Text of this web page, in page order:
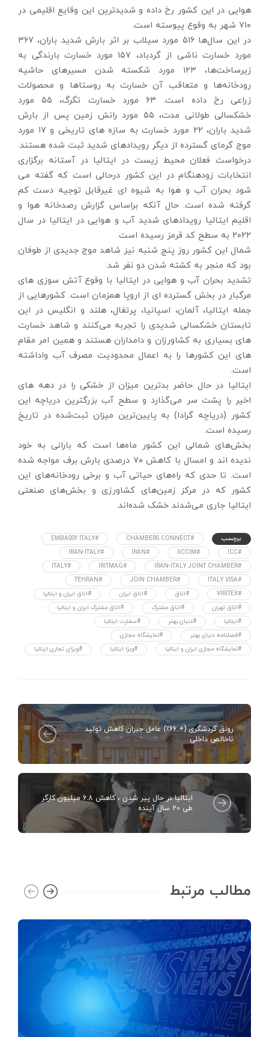
هوایی در این کشور رخ داده و شدیدترین این وقایع اقلیمی در
۷۱۰ شهر به وقوع پیوسته است.
در این سال‌ها ۵۱۶ مورد سیلاب بر اثر بارش شدید باران، ۳۶۷
مورد خسارت ناشی از گردباد، ۱۵۷ مورد خسارت بارندگی به
زیرساخت‌ها، ۱۲۳ مورد شکسته شدن مسیرهای حاشیه
رودخانه‌ها و متعاقب آن خسارت به روستاها و محصولات
زراعی رخ داده است. ۶۳ مورد خسارت تگرگ، ۵۵ مورد
خشکسالی طولانی مدت، ۵۵ مورد رانش زمین پس از بارش
شدید باران، ۲۲ مورد خسارت به سازه های تاریخی و ۱۷ مورد
موج گرمای گسترده از دیگر رویدادهای شدید ثبت شده هستند.
درخواست فعلان محیط زیست در ایتالیا در آستانه برگزاری
انتخابات زودهنگام در این کشور درحالی است که گفته می
شود بحران آب و هوا به شیوه ای غیرقابل توجیه دست کم
گرفته شده است. حال آنکه براساس گزارش رصدخانه هوا و
اقلیم ایتالیا رویدادهای شدید آب و هوایی در ایتالیا در سال
۲۰۲۲ به سطح کد قرمز رسیده است.
شمال این کشور روز پنج شنبه نیز شاهد موج جدیدی از طوفان
بود که منجر به کشته شدن دو نفر شد.
تشدید بحران آب و هوایی در ایتالیا با وقوع آتش سوزی های
مرگبار در بخش گسترده ای از اروپا همزمان است. کشورهایی از
جمله ایتالیا، آلمان، اسپانیا، پرتغال، هلند و انگلیس در این
تابستان خشکسالی شدیدی را تجربه می‌کنند و شاهد خسارت
های بسیاری به کشاورزان و دامداران هستند و همین امر مقام
های این کشورها را به اعمال محدودیت مصرف آب واداشته
است.
ایتالیا در حال حاضر بدترین میزان از خشکی را در دهه های
اخیر را پشت سر می‌گذارد و سطح آب بزرگترین دریاچه این
کشور (دریاچه گرادا) به پایین‌ترین میزان ثبت‌شده در تاریخ
رسیده است.
بخش‌های شمالی این کشور ماه‌ها است که بارانی به خود
ندیده اند و امسال با کاهش ۷۰ درصدی بارش برف مواجه شده
است. تا حدی که راه‌های حیاتی آب و برخی رودخانه‌های این
کشور که در مرکز زمین‌های کشاورزی و بخش‌های صنعتی
ایتالیا جاری می‌شدند خشک شده‌اند.
برچسب #CHAMBERS CONNECT
#EMBASSY ITALY
#ICC
#IICCIM
#IRAN
#IRAN-ITALY
#IRAN-ITALY JOINT CHAMBER
#IRITMAG
#ITALY
#ITALY VISA
#JOIN CHAMBER
#TEHRAN
#VIRITEX
#اتاق #اتاق ایران
#اتاق ایران و ایتالیا
#اتاق تهران
#اتاق مشترک
#اتاق مشترک ایران و ایتالیا
#ایتالیا
#دنیای بهتر
#سفارت ایتالیا
#فصلنامه دنیای بهتر
#نمایشگاه مجازی
#نمایشگاه مجازی ایران و ایتالیا
#ویزا ایتالیا #ویزای تجاری ایتالیا
رونق گردشگری (+ 66٪) عامل جبران کاهش تولید
ناخالص داخلی
ایتالیا در حال پیر شدن ، کاهش 6.8 میلیون کارگر
طی 20 سال آینده
مطالب مرتبط